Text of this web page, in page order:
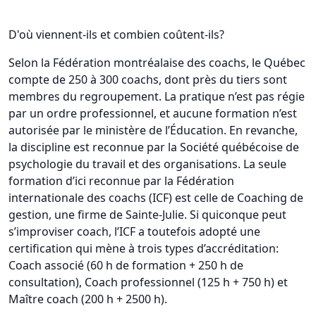
D'où viennent-ils et combien coûtent-ils?
Selon la Fédération montréalaise des coachs, le Québec
compte de 250 à 300 coachs, dont près du tiers sont
membres du regroupement. La pratique n’est pas régie
par un ordre professionnel, et aucune formation n’est
autorisée par le ministère de l’Éducation. En revanche,
la discipline est reconnue par la Société québécoise de
psychologie du travail et des organisations. La seule
formation d’ici reconnue par la Fédération
internationale des coachs (ICF) est celle de Coaching de
gestion, une firme de Sainte-Julie. Si quiconque peut
s’improviser coach, l’ICF a toutefois adopté une
certification qui mène à trois types d’accréditation:
Coach associé (60 h de formation + 250 h de
consultation), Coach professionnel (125 h + 750 h) et
Maître coach (200 h + 2500 h).